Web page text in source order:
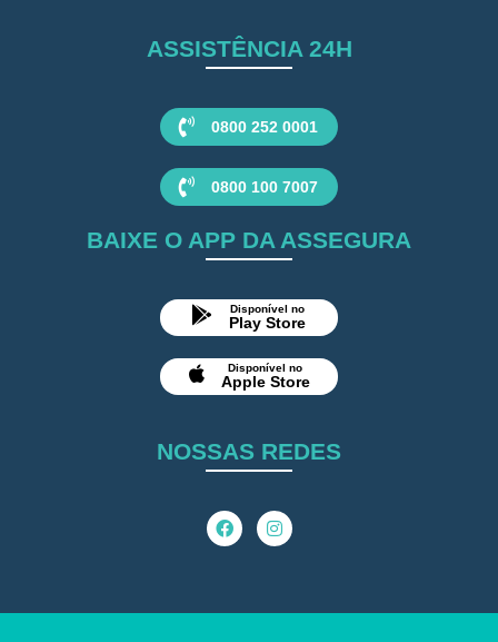
ASSISTÊNCIA 24H
0800 252 0001
0800 100 7007
BAIXE O APP DA ASSEGURA
Disponível no
Play Store
Disponível no
Apple Store
NOSSAS REDES